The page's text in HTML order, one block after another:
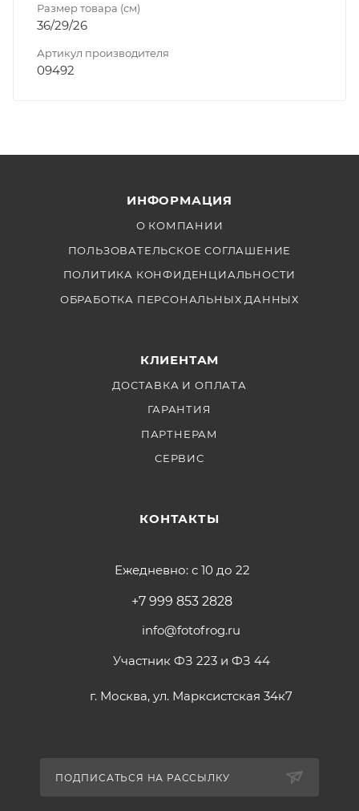
Размер товара (см)
36/29/26
Артикул производителя
09492
ИНФОРМАЦИЯ
О КОМПАНИИ
ПОЛЬЗОВАТЕЛЬСКОЕ СОГЛАШЕНИЕ
ПОЛИТИКА КОНФИДЕНЦИАЛЬНОСТИ
ОБРАБОТКА ПЕРСОНАЛЬНЫХ ДАННЫХ
КЛИЕНТАМ
ДОСТАВКА И ОПЛАТА
ГАРАНТИЯ
ПАРТНЕРАМ
СЕРВИС
КОНТАКТЫ
Ежедневно: с 10 до 22
+7 999 853 2828
info@fotofrog.ru
Участник ФЗ 223 и ФЗ 44
г. Москва, ул. Марксистская 34к7
ПОДПИСАТЬСЯ НА РАССЫЛКУ